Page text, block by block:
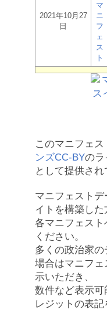
2021年10月27
日
マ
ニ
フ
ェ
ス
ト
このマニフェス
ンズCC-BYのラ
として提供され
マニフェスト
イトを構築した
各マニフェス
ください。
多くの政治家
場合はマニフ
示いただき、
数件など表示可
レジットの表記